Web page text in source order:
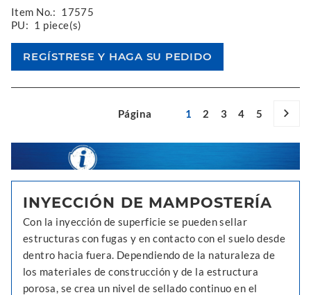
Item No.: 17575
PU: 1 piece(s)
Página 1 2 3 4 5
INYECCIÓN DE MAMPOSTERÍA
Con la inyección de superficie se pueden sellar
estructuras con fugas y en contacto con el suelo desde
dentro hacia fuera. Dependiendo de la naturaleza de
los materiales de construcción y de la estructura
porosa, se crea un nivel de sellado continuo en el